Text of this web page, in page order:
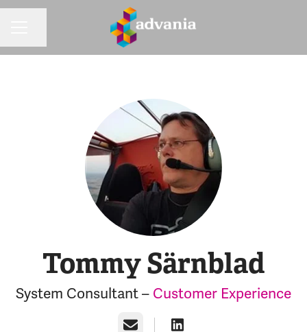
Tommy Särnblad
System Consultant – Customer Experience
E-post